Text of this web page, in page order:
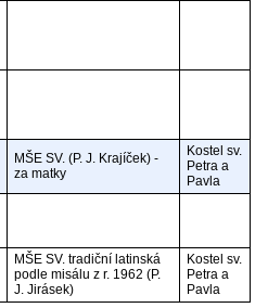
MŠE SV. (P. J. Krajíček) -
za matky
Kostel sv.
Petra a
Pavla
MŠE SV. tradiční latinská
podle misálu z r. 1962 (P.
J. Jirásek)
Kostel sv.
Petra a
Pavla